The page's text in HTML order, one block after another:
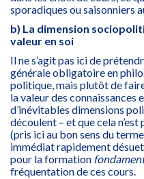
sporadiques ou saisonniers
b) La dimension
valeur en soi
Il ne s’agit pas ici de
générale obligatoire en
politique, mais plutôt de
la valeur des connaissances
d’inévitables dimensions
découlent – et que cela n’est
(pris ici au bon sens du
immédiat rapidement
pour la formation
fréquentation de ces cours.